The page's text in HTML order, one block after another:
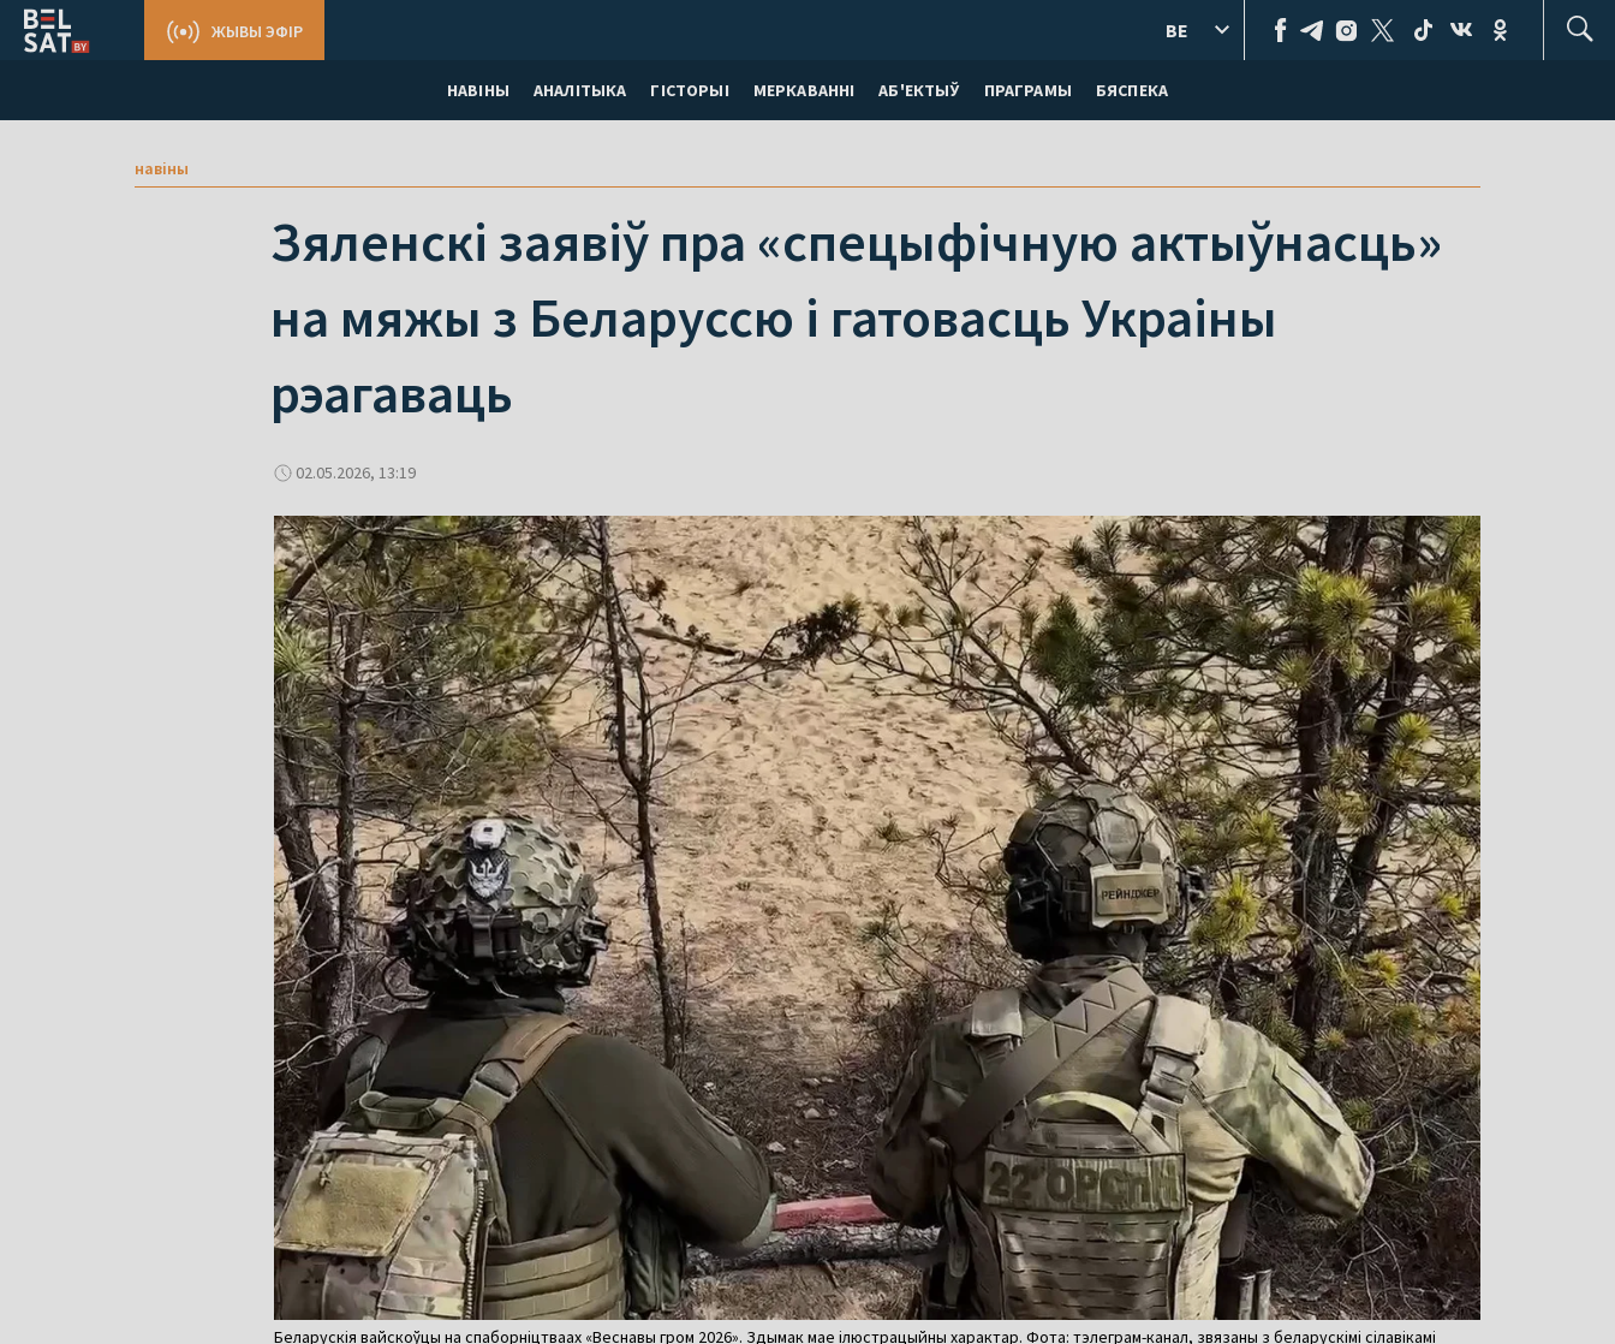
НАВІНЫ АНАЛІТЫКА ГІСТОРЫІ МЕРКАВАННI АБ'ЕКТЫЎ ПРАГРАМЫ БЯСПЕКА
ЖЫВЫ ЭФІР BE
навіны
Зяленскі заявіў пра «спецыфічную актыўнасць»
на мяжы з Беларуссю і гатовасць Украіны
рэагаваць
02.05.2026, 13:19
Беларускія вайскоўцы на спаборніцтваах «Веснавы гром 2026». Здымак мае ілюстрацыйны характар. Фота: тэлеграм-канал, звязаны з беларускімі сілавікамі